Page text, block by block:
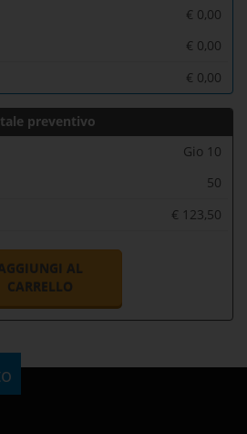
€ 0,00
€ 0,00
€ 0,00
preventivo
Gio 10
50
€ 123,50
AL
CARRELLO